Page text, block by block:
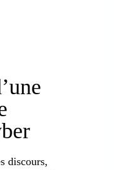
discours,